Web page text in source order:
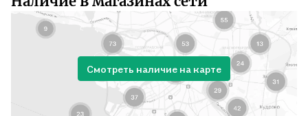
Смотреть наличие на карте